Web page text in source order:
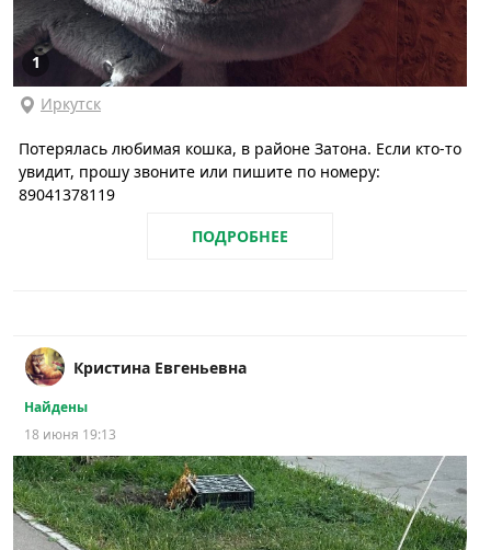
1
Иркутск
Потерялась любимая кошка, в районе Затона. Если кто-то
увидит, прошу звоните или пишите по номеру:
89041378119
ПОДРОБНЕЕ
Кристина Евгеньевна
Найдены
18 июня 19:13